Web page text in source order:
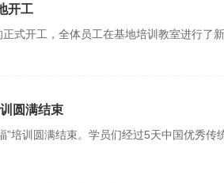
开工
式开工，全体员工在基地培训教室进行了新
圆满结束
”培训圆满结束。学员们经过5天中国优秀